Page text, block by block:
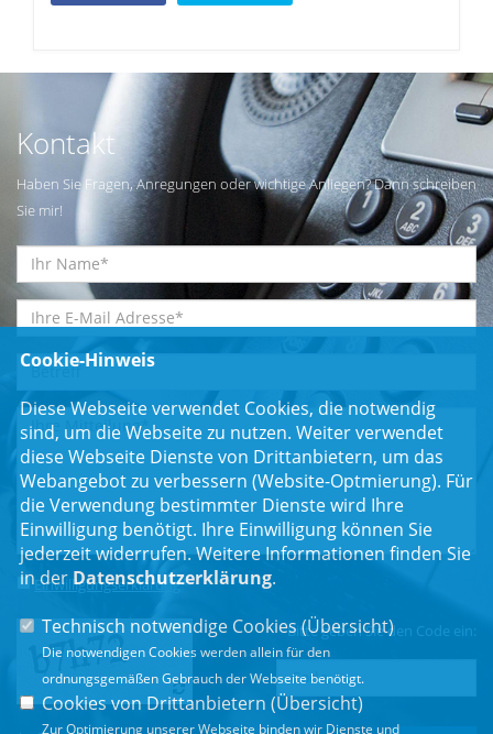
Kontakt
Haben Sie Fragen, Anregungen oder wichtige Anliegen? Dann schreiben
Sie mir!
Einwilligungserklärung*
Bitte geben Sie den Code ein:
Cookie-Hinweis
Diese Webseite verwendet Cookies, die notwendig
sind, um die Webseite zu nutzen. Weiter verwendet
diese Webseite Dienste von Drittanbietern, um das
Webangebot zu verbessern (Website-Optmierung). Für
die Verwendung bestimmter Dienste wird Ihre
Einwilligung benötigt. Ihre Einwilligung können Sie
jederzeit widerrufen. Weitere Informationen finden Sie
in der Datenschutzerklärung.
Technisch notwendige Cookies (Übersicht)
Die notwendigen Cookies werden allein für den
ordnungsgemäßen Gebrauch der Webseite benötigt.
Cookies von Drittanbietern (Übersicht)
Zur Optimierung unserer Webseite binden wir Dienste und